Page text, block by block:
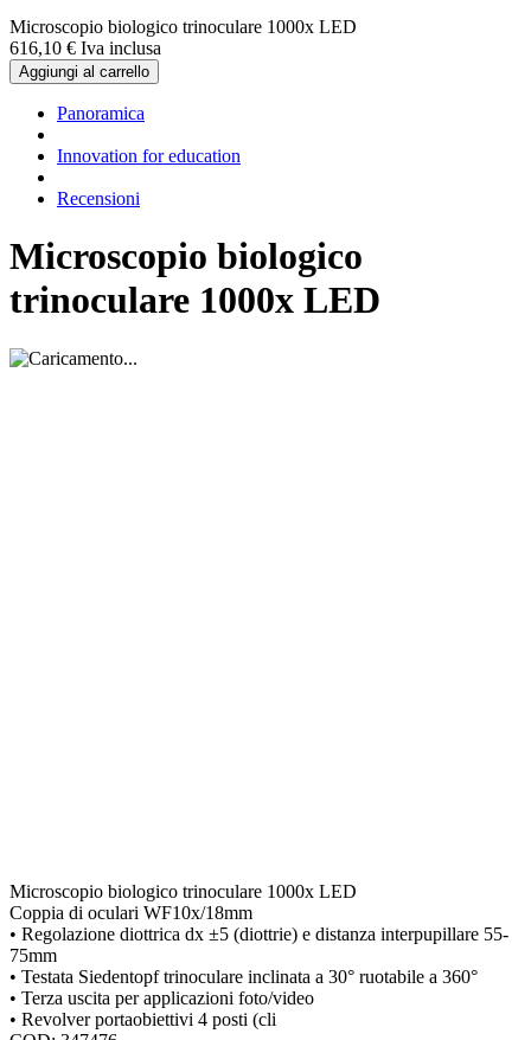
Microscopio biologico trinoculare 1000x LED
616,10 € Iva inclusa
Aggiungi al carrello
Panoramica
Innovation for education
Recensioni
Microscopio biologico
trinoculare 1000x LED
Microscopio biologico trinoculare 1000x LED
Coppia di oculari WF10x/18mm
• Regolazione diottrica dx ±5 (diottrie) e distanza interpupillare 55-
75mm
• Testata Siedentopf trinoculare inclinata a 30° ruotabile a 360°
• Terza uscita per applicazioni foto/video
• Revolver portaobiettivi 4 posti (cli